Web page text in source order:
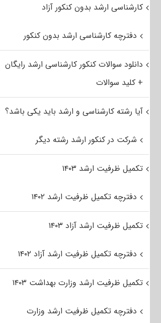
کارشناسی ارشد بدون کنکور آزاد
دفترچه کارشناسی ارشد بدون کنکور
دانلود سوالات کنکور کارشناسی ارشد رایگان
+ کلید سوالات
آیا رشته کارشناسی و ارشد باید یکی باشد؟
شرکت در کنکور ارشد رشته دیگر
تکمیل ظرفیت ارشد ۱۴۰۳
دفترچه تکمیل ظرفیت ارشد ۱۴۰۲
تکمیل ظرفیت ارشد آزاد ۱۴۰۳
دفترچه تکمیل ظرفیت ارشد آزاد ۱۴۰۲
تکمیل ظرفیت ارشد وزارت بهداشت ۱۴۰۳
دفترچه تکمیل ظرفیت ارشد وزارت